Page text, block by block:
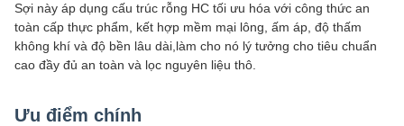
Sợi này áp dụng cấu trúc rỗng HC tối ưu hóa với công thức an
toàn cấp thực phẩm, kết hợp mềm mại lông, ấm áp, độ thấm
không khí và độ bền lâu dài,làm cho nó lý tưởng cho tiêu chuẩn
cao đầy đủ an toàn và lọc nguyên liệu thô.
Ưu điểm chính